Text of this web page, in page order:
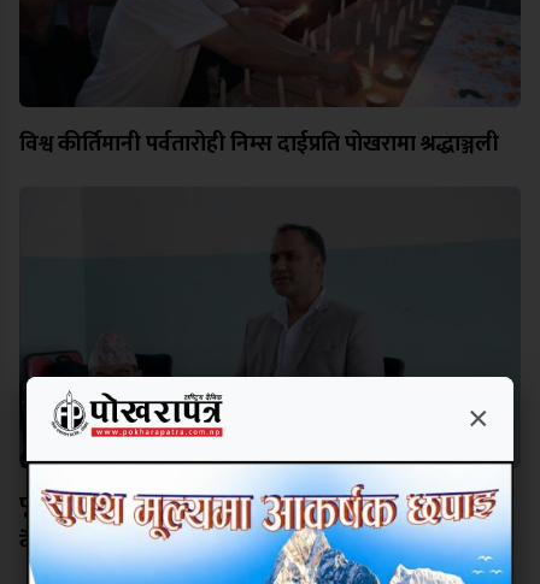
विश्व कीर्तिमानी पर्वतारोही निम्स दाईप्रति पोखरामा श्रद्धाञ्जली
पूर्वाधार, हवाई पहुँच र प्राकृतिक सम्पदाको संरक्षणमा सरकार
केन्द्रित हुन्छः मन्त्री पौडेल
×